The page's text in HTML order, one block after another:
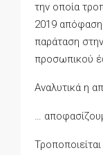
την οποία
2019
παράταση
προσωπικού
Αναλυτικά η
…